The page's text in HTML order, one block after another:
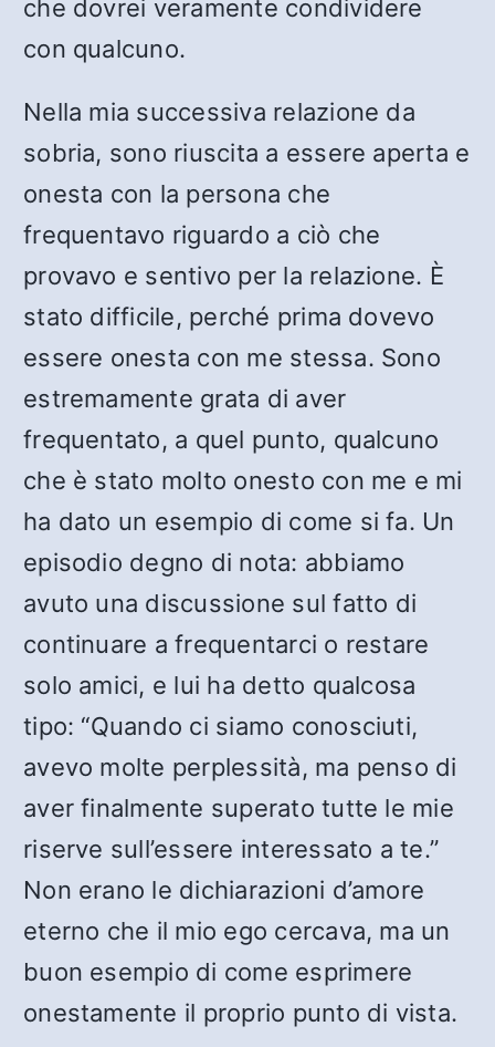
che dovrei veramente condividere
con qualcuno.
Nella mia successiva relazione da
sobria, sono riuscita a essere aperta e
onesta con la persona che
frequentavo riguardo a ciò che
provavo e sentivo per la relazione. È
stato difficile, perché prima dovevo
essere onesta con me stessa. Sono
estremamente grata di aver
frequentato, a quel punto, qualcuno
che è stato molto onesto con me e mi
ha dato un esempio di come si fa. Un
episodio degno di nota: abbiamo
avuto una discussione sul fatto di
continuare a frequentarci o restare
solo amici, e lui ha detto qualcosa
tipo: “Quando ci siamo conosciuti,
avevo molte perplessità, ma penso di
aver finalmente superato tutte le mie
riserve sull’essere interessato a te.”
Non erano le dichiarazioni d’amore
eterno che il mio ego cercava, ma un
buon esempio di come esprimere
onestamente il proprio punto di vista.